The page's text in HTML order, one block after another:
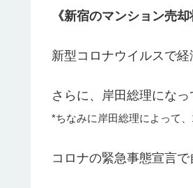
《新宿のマンション売却
新型コロナウイルスで経
さらに、岸田総理になっ
*ちなみに岸田総理によって
コロナの緊急事態宣言